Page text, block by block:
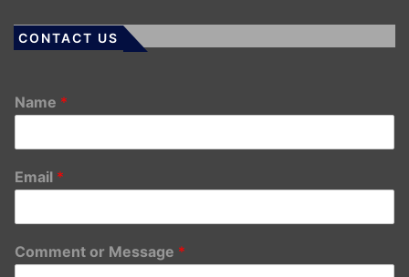
CONTACT US
Name *
Email *
Comment or Message *